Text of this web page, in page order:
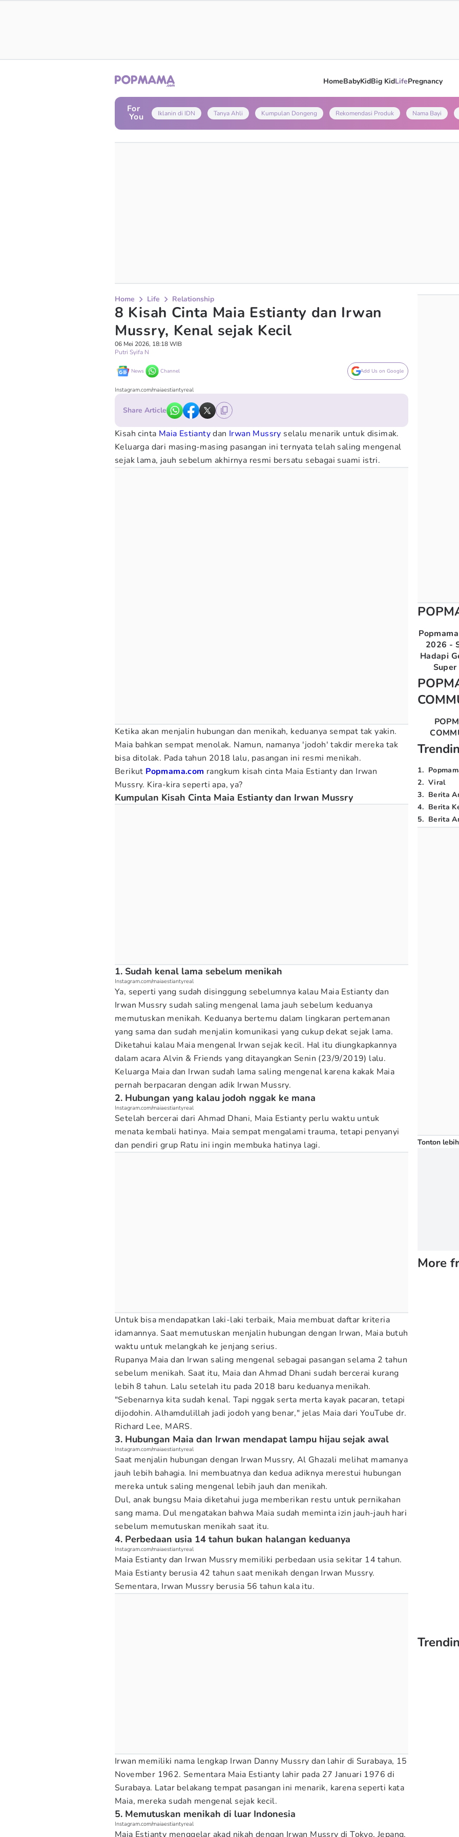
HomeBabyKidBig KidLifePregnancy
For
You Iklanin di IDN Tanya Ahli Kumpulan Dongeng Rekomendasi Produk Nama Bayi
Home Life Relationship
8 Kisah Cinta Maia Estianty dan Irwan
Mussry, Kenal sejak Kecil
06 Mei 2026, 18:18 WIB
Putri Syifa N
News Channel Add Us on Google
Instagram.com/maiaestiantyreal
Share Article
Kisah cinta Maia Estiantydan Irwan Mussry selalu menarik untuk disimak.
Keluarga dari masing-masing pasangan ini ternyata telah saling mengenal
sejak lama, jauh sebelum akhirnya resmi bersatu sebagai suami istri.
Ketika akan menjalin hubungan dan menikah, keduanya sempat tak yakin.
Maia bahkan sempat menolak. Namun, namanya 'jodoh' takdir mereka tak
bisa ditolak. Pada tahun 2018 lalu, pasangan ini resmi menikah.
Berikut Popmama.com rangkum kisah cinta Maia Estianty dan Irwan
Mussry. Kira-kira seperti apa, ya?
Kumpulan Kisah Cinta Maia Estianty dan Irwan Mussry
1. Sudah kenal lama sebelum menikah
Instagram.com/maiaestiantyreal
Ya, seperti yang sudah disinggung sebelumnya kalau Maia Estianty dan
Irwan Mussry sudah saling mengenal lama jauh sebelum keduanya
memutuskan menikah. Keduanya bertemu dalam lingkaran pertemanan
yang sama dan sudah menjalin komunikasi yang cukup dekat sejak lama.
Diketahui kalau Maia mengenal Irwan sejak kecil. Hal itu diungkapkannya
dalam acara Alvin & Friends yang ditayangkan Senin (23/9/2019) lalu.
Keluarga Maia dan Irwan sudah lama saling mengenal karena kakak Maia
pernah berpacaran dengan adik Irwan Mussry.
2. Hubungan yang kalau jodoh nggak ke mana
Instagram.com/maiaestiantyreal
Setelah bercerai dari Ahmad Dhani, Maia Estianty perlu waktu untuk
menata kembali hatinya. Maia sempat mengalami trauma, tetapi penyanyi
dan pendiri grup Ratu ini ingin membuka hatinya lagi.
Untuk bisa mendapatkan laki-laki terbaik, Maia membuat daftar kriteria
idamannya. Saat memutuskan menjalin hubungan dengan Irwan, Maia butuh
waktu untuk melangkah ke jenjang serius.
Rupanya Maia dan Irwan saling mengenal sebagai pasangan selama 2 tahun
sebelum menikah. Saat itu, Maia dan Ahmad Dhani sudah bercerai kurang
lebih 8 tahun. Lalu setelah itu pada 2018 baru keduanya menikah.
"Sebenarnya kita sudah kenal. Tapi nggak serta merta kayak pacaran, tetapi
dijodohin. Alhamdulillah jadi jodoh yang benar," jelas Maia dari YouTube dr.
Richard Lee, MARS.
3. Hubungan Maia dan Irwan mendapat lampu hijau sejak awal
Instagram.com/maiaestiantyreal
Saat menjalin hubungan dengan Irwan Mussry, Al Ghazali melihat mamanya
jauh lebih bahagia. Ini membuatnya dan kedua adiknya merestui hubungan
mereka untuk saling mengenal lebih jauh dan menikah.
Dul, anak bungsu Maia diketahui juga memberikan restu untuk pernikahan
sang mama. Dul mengatakan bahwa Maia sudah meminta izin jauh-jauh hari
sebelum memutuskan menikah saat itu.
4. Perbedaan usia 14 tahun bukan halangan keduanya
Instagram.com/maiaestiantyreal
Maia Estianty dan Irwan Mussry memiliki perbedaan usia sekitar 14 tahun.
Maia Estianty berusia 42 tahun saat menikah dengan Irwan Mussry.
Sementara, Irwan Mussry berusia 56 tahun kala itu.
Irwan memiliki nama lengkap Irwan Danny Mussry dan lahir di Surabaya, 15
November 1962. Sementara Maia Estianty lahir pada 27 Januari 1976 di
Surabaya. Latar belakang tempat pasangan ini menarik, karena seperti kata
Maia, mereka sudah mengenal sejak kecil.
5. Memutuskan menikah di luar Indonesia
Instagram.com/maiaestiantyreal
Maia Estianty menggelar akad nikah dengan Irwan Mussry di Tokyo, Jepang.
2026 -
Hadapi
1.
2. Viral
3. Berita
4. Berita
5. Berita
Tonton
More